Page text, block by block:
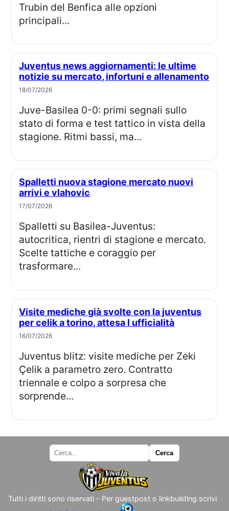
Trubin del Benfica alle opzioni
principali...
Juventus news aggiornamenti: le ultime
notizie su mercato, infortuni e allenamento
18/07/2026
Juve-Basilea 0-0: primi segnali sullo
stato di forma e test tattico in vista della
stagione. Ritmi bassi, ma...
Spalletti nuova stagione mercato nuovi
arrivi e vlahovic
17/07/2026
Spalletti su Basilea-Juventus:
autocritica, rientri di stagione e mercato.
Scelte tattiche e coraggio per
trasformare...
Visite mediche già svolte con la juventus
per celik a torino, attesa l ufficialità
16/07/2026
Juventus blitz: visite mediche per Zeki
Çelik a parametro zero. Contratto
triennale e colpo a sorpresa che
sorprende...
Tutti i diritti sono riservati - Per guestpost o linkbuilding scrivi